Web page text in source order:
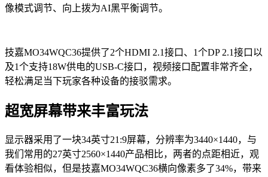
像模式调节、向上拨为AI黑平衡调节。
技嘉MO34WQC36提供了2个HDMI 2.1接口、1个DP 2.1接口以
及1个支持18W供电的USB-C接口，视频接口配置非常齐全，
轻松满足当下玩家各种设备的接驳需求。
超宽屏幕带来丰富玩法
显示器采用了一块34英寸21:9屏幕，分辨率为3440×1440，与
我们常用的27英寸2560×1440产品相比，两者的点距相近，观
看体验相似，但是技嘉MO34WQC36横向像素多了34%，带来